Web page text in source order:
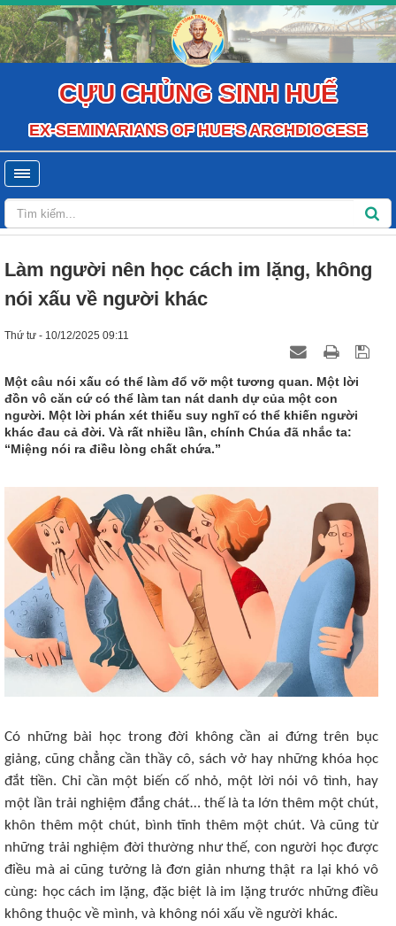
CỰU CHỦNG SINH HUẾ
EX-SEMINARIANS OF HUE'S ARCHDIOCESE
Làm người nên học cách im lặng, không
nói xấu về người khác
Thứ tư - 10/12/2025 09:11
Một câu nói xấu có thể làm đổ vỡ một tương quan. Một lời
đồn vô căn cứ có thể làm tan nát danh dự của một con
người. Một lời phán xét thiếu suy nghĩ có thể khiến người
khác đau cả đời. Và rất nhiều lần, chính Chúa đã nhắc ta:
“Miệng nói ra điều lòng chất chứa.”
Có những bài học trong đời không cần ai đứng trên bục
giảng, cũng chẳng cần thầy cô, sách vở hay những khóa học
đắt tiền. Chỉ cần một biến cố nhỏ, một lời nói vô tình, hay
một lần trải nghiệm đắng chát… thế là ta lớn thêm một chút,
khôn thêm một chút, bình tĩnh thêm một chút. Và cũng từ
những trải nghiệm đời thường như thế, con người học được
điều mà ai cũng tưởng là đơn giản nhưng thật ra lại khó vô
cùng: học cách im lặng, đặc biệt là im lặng trước những điều
không thuộc về mình, và không nói xấu về người khác.